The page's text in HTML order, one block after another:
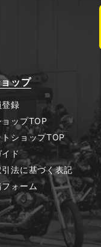
ップ
録
ップTOP
ショップTOP
ド
法に基づく表記
ォーム